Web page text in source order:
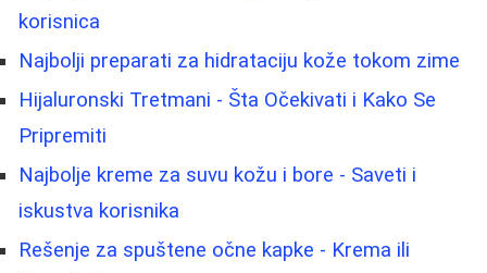
korisnica
Najbolji preparati za hidrataciju kože tokom zime
Hijaluronski Tretmani - Šta Očekivati i Kako Se
Pripremiti
Najbolje kreme za suvu kožu i bore - Saveti i
iskustva korisnika
Rešenje za spuštene očne kapke - Krema ili